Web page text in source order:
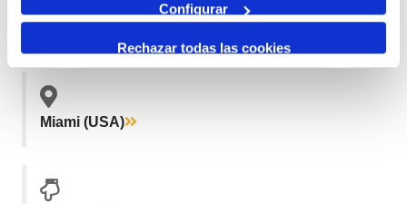
Configurar
Rechazar todas las cookies
Miami (USA)